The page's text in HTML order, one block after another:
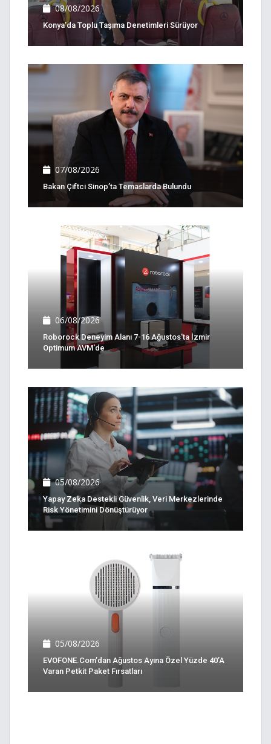
08/08/2026
Konya’da Toplu Taşıma Denetimleri Sürüyor
07/08/2026
Bakan Çiftci Sinop’ta Temaslarda Bulundu
06/08/2026
Roborock Deneyim Alanı 7-16 Ağustos'ta İzmir
Optimum AVM'de
05/08/2026
Yapay Zeka Destekli Güvenlik, Veri Merkezlerinde
Risk Yönetimini Dönüştürüyor
05/08/2026
EVOFONE.com’dan Ağustos Ayına Özel Yüzde 40’a
Varan Petkit Paket Fırsatları